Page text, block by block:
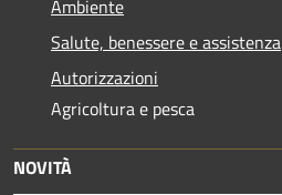
Ambiente
Salute, benessere e assistenza
Autorizzazioni
Agricoltura e pesca
NOVITÀ